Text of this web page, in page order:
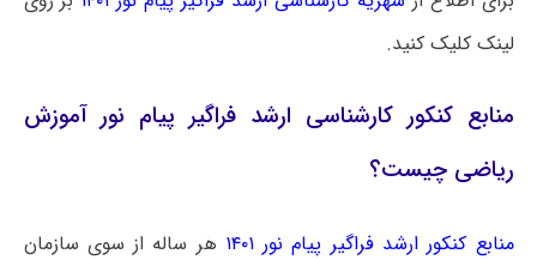
لینک کلیک کنید.
منابع کنکور کارشناسی ارشد فراگیر پیام نور آموزش
ریاضی چیست؟
منابع کنکور ارشد فراگیر پیام نور ۱۴۰۱
هر ساله از سوی سازمان